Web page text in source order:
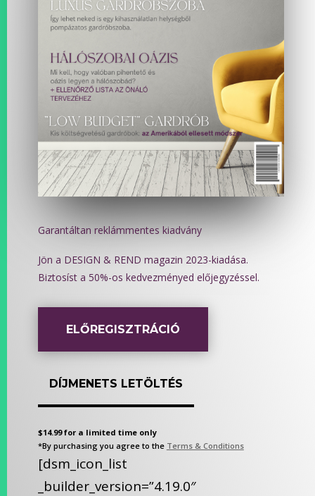
Garantáltan reklámmentes kiadvány
Jön a DESIGN & REND magazin 2023-kiadása.
Biztosíst a 50%-os kedvezményed előjegyzéssel.
ELŐREGISZTRÁCIÓ
DÍJMENETS LETÖLTÉS
$14.99 for a limited time only
*By purchasing you agree to the Terms & Conditions
[dsm_icon_list
_builder_version=”4.19.0″